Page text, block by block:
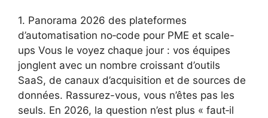
1. Panorama 2026 des plateformes
d’automatisation no‑code pour PME et scale-
ups Vous le voyez chaque jour : vos équipes
jonglent avec un nombre croissant d’outils
SaaS, de canaux d’acquisition et de sources de
données. Rassurez-vous, vous n’êtes pas les
seuls. En 2026, la question n’est plus « faut‑il